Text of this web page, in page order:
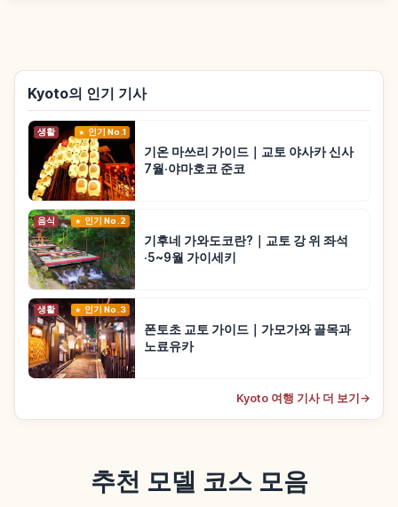
Kyoto의 인기 기사
생활 인기 No.1
기온 마쓰리 가이드｜교토 야사카 신사
7월·야마호코 준코
음식 인기 No.2
기후네 가와도코란?｜교토 강 위 좌석
·5~9월 가이세키
생활 인기 No.3
폰토초 교토 가이드｜가모가와 골목과
노료유카
Kyoto 여행 기사 더 보기 →
추천 모델 코스 모음